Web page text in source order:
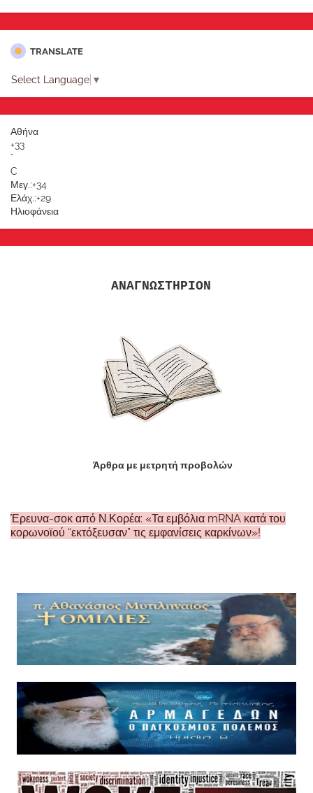
TRANSLATE
Select Language ▼
Αθήνα
+33
°
C
Μεγ.:+34
Ελάχ.:+29
Ηλιοφάνεια
ΑΝΑΓΝΩΣΤΗΡΙΟΝ
Άρθρα με μετρητή προβολών
Έρευνα-σοκ από Ν.Κορέα: «Τα εμβόλια mRNA κατά του
κορωνοϊού “εκτόξευσαν” τις εμφανίσεις καρκίνων»!